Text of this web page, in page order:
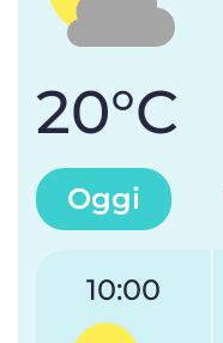
20°C
Oggi
10:00